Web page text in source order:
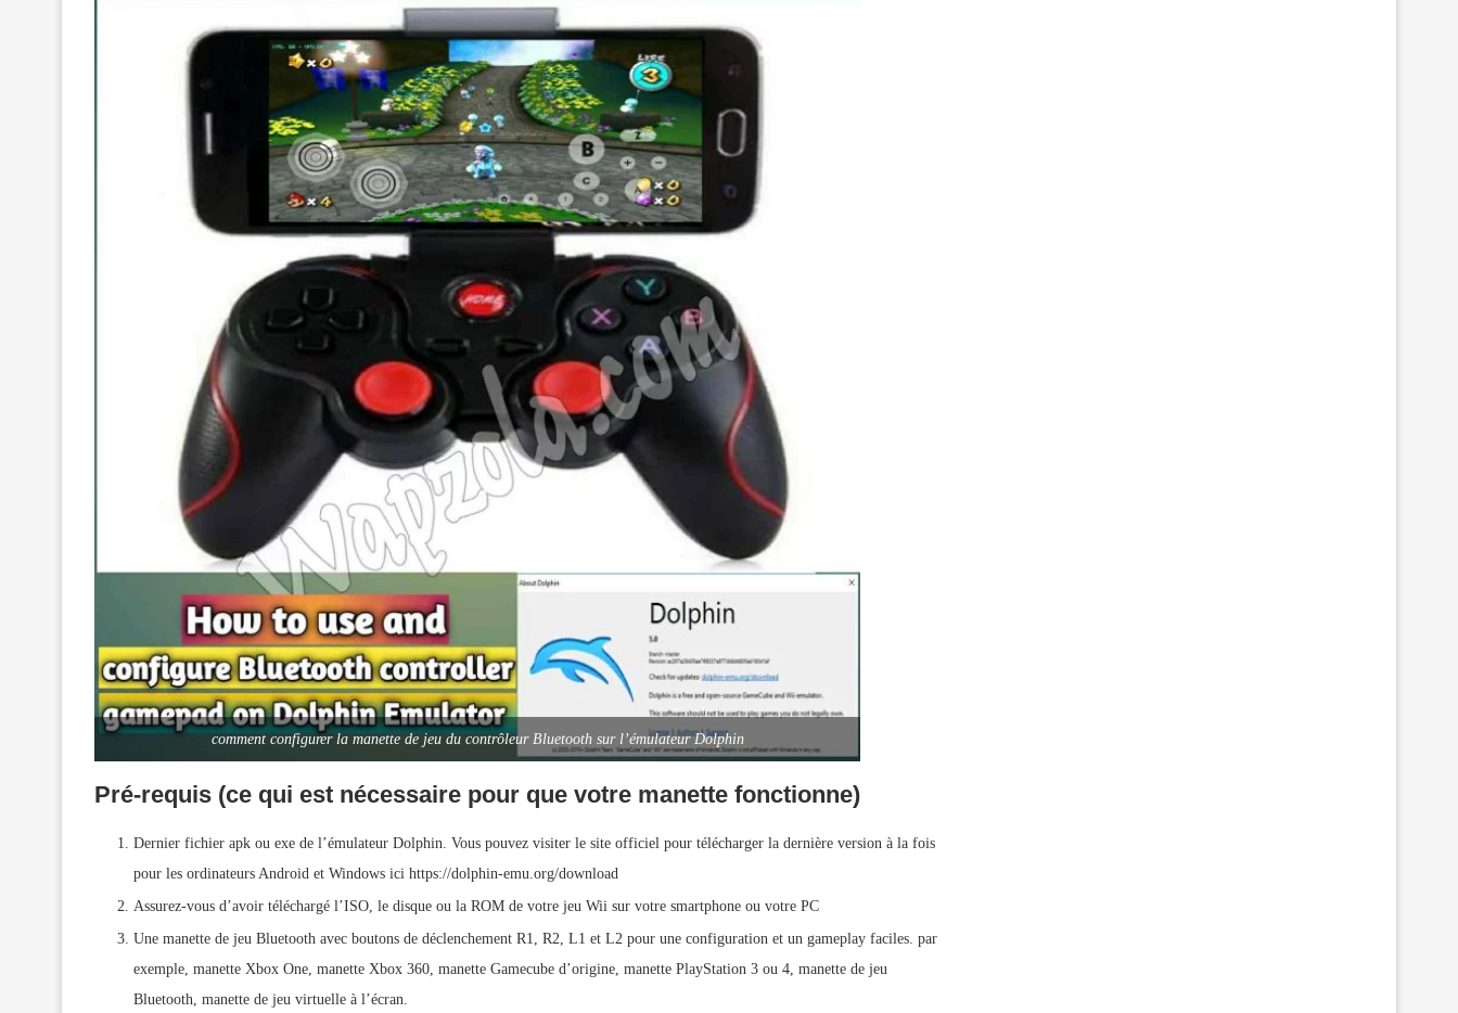
comment configurer la manette de jeu du contrôleur Bluetooth sur l’émulateur Dolphin
Pré-requis (ce qui est nécessaire pour que votre manette fonctionne)
Dernier fichier apk ou exe de l’émulateur Dolphin. Vous pouvez visiter le site officiel pour télécharger la dernière version à la fois
pour les ordinateurs Android et Windows ici https://dolphin-emu.org/download
Assurez-vous d’avoir téléchargé l’ISO, le disque ou la ROM de votre jeu Wii sur votre smartphone ou votre PC
Une manette de jeu Bluetooth avec boutons de déclenchement R1, R2, L1 et L2 pour une configuration et un gameplay faciles. par
exemple, manette Xbox One, manette Xbox 360, manette Gamecube d’origine, manette PlayStation 3 ou 4, manette de jeu
Bluetooth, manette de jeu virtuelle à l’écran.